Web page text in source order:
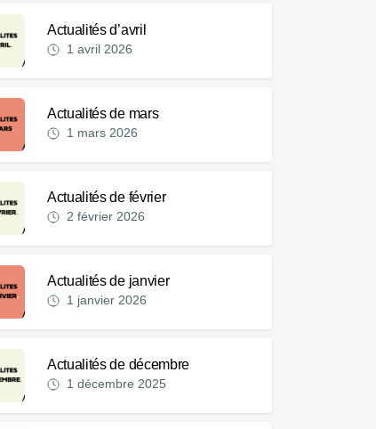
Actualités d’avril
1 avril 2026
Actualités de mars
1 mars 2026
Actualités de février
2 février 2026
Actualités de janvier
1 janvier 2026
Actualités de décembre
1 décembre 2025